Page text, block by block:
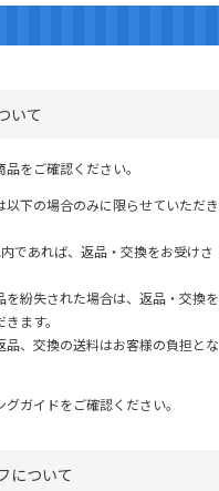
いて
をご確認ください。
以下の場合のみに限らせていただき
であれば、返品・交換をお受けさ
を紛失された場合は、返品・交換を
ます。
品、交換の送料はお客様の負担とな
グガイドをご確認ください。
について